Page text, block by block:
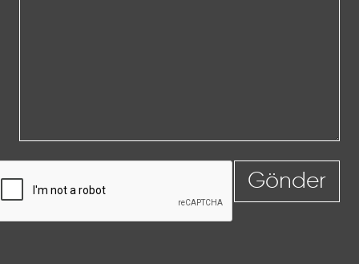
Gönder